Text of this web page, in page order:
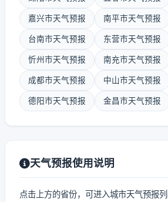
嘉兴市天气预报 南平市天气预报
台南市天气预报 东营市天气预报
忻州市天气预报 南充市天气预报
成都市天气预报 中山市天气预报
德阳市天气预报 金昌市天气预报
天气预报使用说明
点击上方的省份，可进入城市天气预报